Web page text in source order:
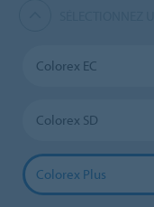
Colorex EC
Colorex SD
Colorex Plus